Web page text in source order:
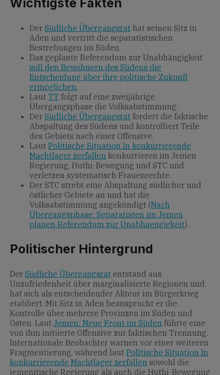
Wichtigste Fakten
Der Südliche Übergangsrat hat seinen Sitz in
Aden und vertritt die separatistischen
Bestrebungen im Süden.
Das geplante Referendum zur Unabhängigkeit
soll den Bewohnern des Südens die
Entscheidung über ihre politische Zukunft
ermöglichen.
Laut TT folgt auf eine zweijährige
Übergangsphase die Volksabstimmung.
Der Südliche Übergangsrat fordert die faktische
Abspaltung des Südens und kontrolliert Teile
des Gebiets nach einer Offensive.
Laut Politische Situation In konkurrierende
Machtlager zerfallen konkurrieren im Jemen
Regierung, Huthi-Bewegung und STC und
verletzen systematisch Frauenrechte.
Der STC strebt eine Abspaltung südlicher und
östlicher Gebiete an und hat die
Volksabstimmung angekündigt (Nach
Übergangsphase: Separatisten im Jemen
planen Referendum zur Unabhaengigkeit).
Politischer Hintergrund
Der Südliche Übergangsrat entstand aus
Unzufriedenheit über marginalisierte Regionen und
hat sich als entscheidender Akteur im Bürgerkrieg
etabliert. Mit Sitz in Aden beansprucht er die
Kontrolle über mehrere Provinzen im Süden und
Osten. Laut Jemen: Neue Front im Süden führte eine
von ihm initiierte Offensive zur faktischen Trennung.
Internationale Beobachter warnen vor einer weiteren
Fragmentierung, während laut Politische Situation In
konkurrierende Machtlager zerfallen sowohl die
jemenitische Regierung als auch die Huthi-Bewegung